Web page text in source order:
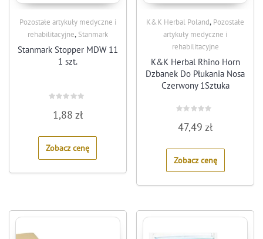
Pozostałe artykuły medyczne i
rehabilitacyjne, Stanmark
Stanmark Stopper MDW 11
1 szt.
out
5
1,88 zł
Zobacz cenę
K&K Herbal Poland, Pozostałe
artykuły medyczne i
rehabilitacyjne
K&K Herbal Rhino Horn
Dzbanek Do Płukania Nosa
Czerwony 1Sztuka
0
out
5
47,49zł
Zobacz cenę